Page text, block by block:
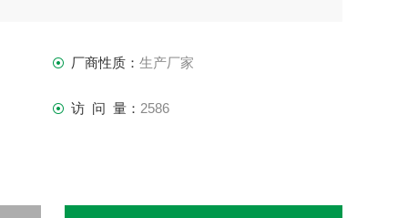
厂商性质： 生产厂家
访 问 量： 2586